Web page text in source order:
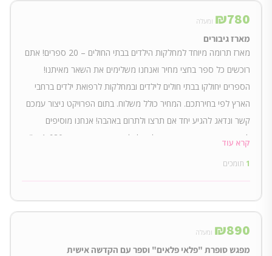
₪780 ומעלה
מארז גיבורים
מארז תרומה מיוחד למחלקות הילדים בבתי החולים – 20 ספרים! אתם
רוכשים כל ספר בחצי מחיר ואנחנו משלימים את השאר מאיתנו!
הספרים יחולקו בבתי חולים לילדים ובמחלקות לרפואת ילדים ברחבי
הארץ לפי בחירתכם. המחיר כולל משלוח. בתום הפרויקט ניצור עמכם
קשר ונדאג להגיע יחד אם תרצו ולתרום באהבה! אנחנו מוסיפים
לתרומה באהבה מאיתנו גם גלויה לכל ספר. שווי המארז - 1,680 ש"ח
קרא עוד
1 תומכים
₪890 ומעלה
מפגש סופרת "פלאי פלאים" וספר עם הקדשה אישית